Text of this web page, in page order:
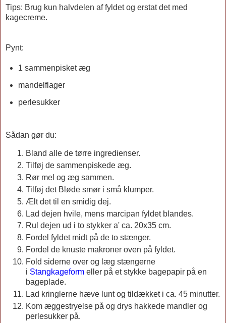
Tips: Brug kun halvdelen af fyldet og erstat det med
kagecreme.
Pynt:
1 sammenpisket æg
mandelflager
perlesukker
Sådan gør du:
Bland alle de tørre ingredienser.
Tilføj de sammenpiskede æg.
Rør mel og æg sammen.
Tilføj det Bløde smør i små klumper.
Ælt det til en smidig dej.
Lad dejen hvile, mens marcipan fyldet blandes.
Rul dejen ud i to stykker a' ca. 20x35 cm.
Fordel fyldet midt på de to stænger.
Fordel de knuste makroner oven på fyldet.
Fold siderne over og læg stængerne
i Stangkageform eller på et stykke bagepapir på en
bageplade.
Lad kringlerne hæve lunt og tildækket i ca. 45 minutter.
Kom æggestryelse på og drys hakkede mandler og
perlesukker på.